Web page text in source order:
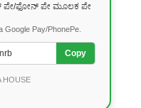
ಪೇ/ಫೋನ್ ಪೇ ಮೂಲಕ ಪೇ
Google Pay/PhonePe.
Copy
HOUSE